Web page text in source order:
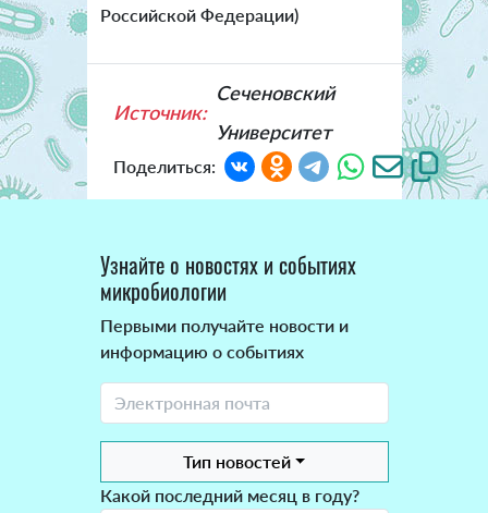
Российской Федерации)
Источник:
Сеченовский
Университет
Поделиться:
Узнайте о новостях и событиях
микробиологии
Первыми получайте новости и
информацию о событиях
Тип новостей
Какой последний месяц в году?